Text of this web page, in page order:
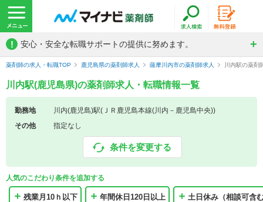
! 安心・安全な転職サポートの提供に努めます。
薬剤師の求人・転職TOP 鹿児島県の薬剤師求人 薩摩川内市の薬剤師求人 川内駅の薬剤
川内駅(鹿児島県)の薬剤師求人・転職情報一覧
勤務地
川内(鹿児島)駅(ＪＲ鹿児島本線(川内－鹿児島中央))
その他
指定なし
条件を変更する
人気のこだわり条件を追加する
残業月10ｈ以下 年間休日120日以上 土日休み（相談可含